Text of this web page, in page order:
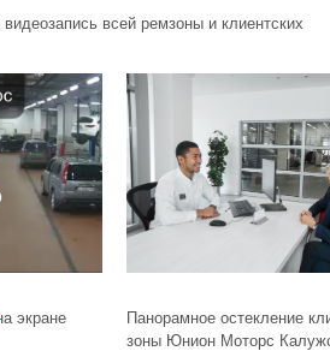
всей ремзоны и клиентских
экране
Панорамное остекление
зоны Юнион Моторс